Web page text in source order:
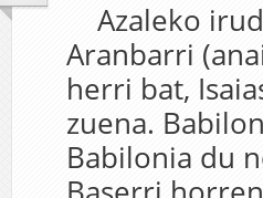
Azaleko
Aranbarri
herri bat,
zuena.
Babilonia du